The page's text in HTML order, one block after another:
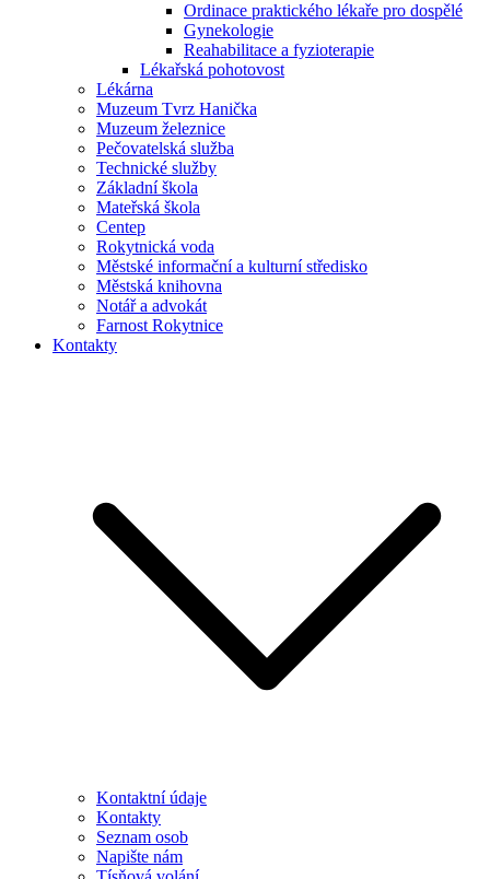
Ordinace praktického lékaře pro dospělé
Gynekologie
Reahabilitace a fyzioterapie
Lékařská pohotovost
Lékárna
Muzeum Tvrz Hanička
Muzeum železnice
Pečovatelská služba
Technické služby
Základní škola
Mateřská škola
Centep
Rokytnická voda
Městské informační a kulturní středisko
Městská knihovna
Notář a advokát
Farnost Rokytnice
Kontakty
Kontaktní údaje
Kontakty
Seznam osob
Napište nám